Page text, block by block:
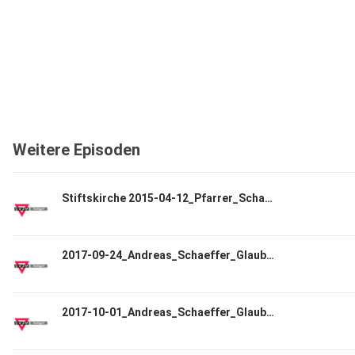
Weitere Episoden
Stiftskirche 2015-04-12_Pfarrer_Schaeffer.mp3
2017-09-24_Andreas_Schaeffer_Glaubensbekenntnis_Teil1.mp3
2017-10-01_Andreas_Schaeffer_Glaubensbekenntnis_Teil2.mp3